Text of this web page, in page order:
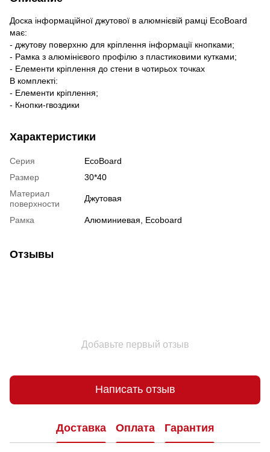
Доска інформаційної джутової в алюмнієвій рамці EcoBoard
має:
- джутову поверхню для кріплення інформації кнопками;
- Рамка з алюмінієвого профілю з пластиковими кутками;
- Елементи кріплення до стени в чотирьох точках
В комплекті:
- Елементи кріплення;
- Кнопки-гвоздики
Характеристики
Серия
EcoBoard
Размер
30*40
Материал
поверхности
Джутовая
Рамка Алюминиевая, Ecoboard
Отзывы
Добавьте первый отзыв
Написать отзыв
Доставка Оплата Гарантия